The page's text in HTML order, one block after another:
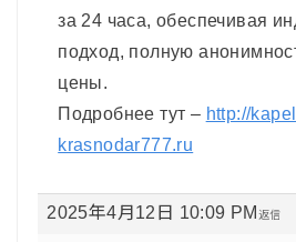
за 24 часа, обеспечивая
подход, полную
цены.
Подробнее тут – http://
krasnodar777.ru
2025年4月12日 10:09 PM 返信